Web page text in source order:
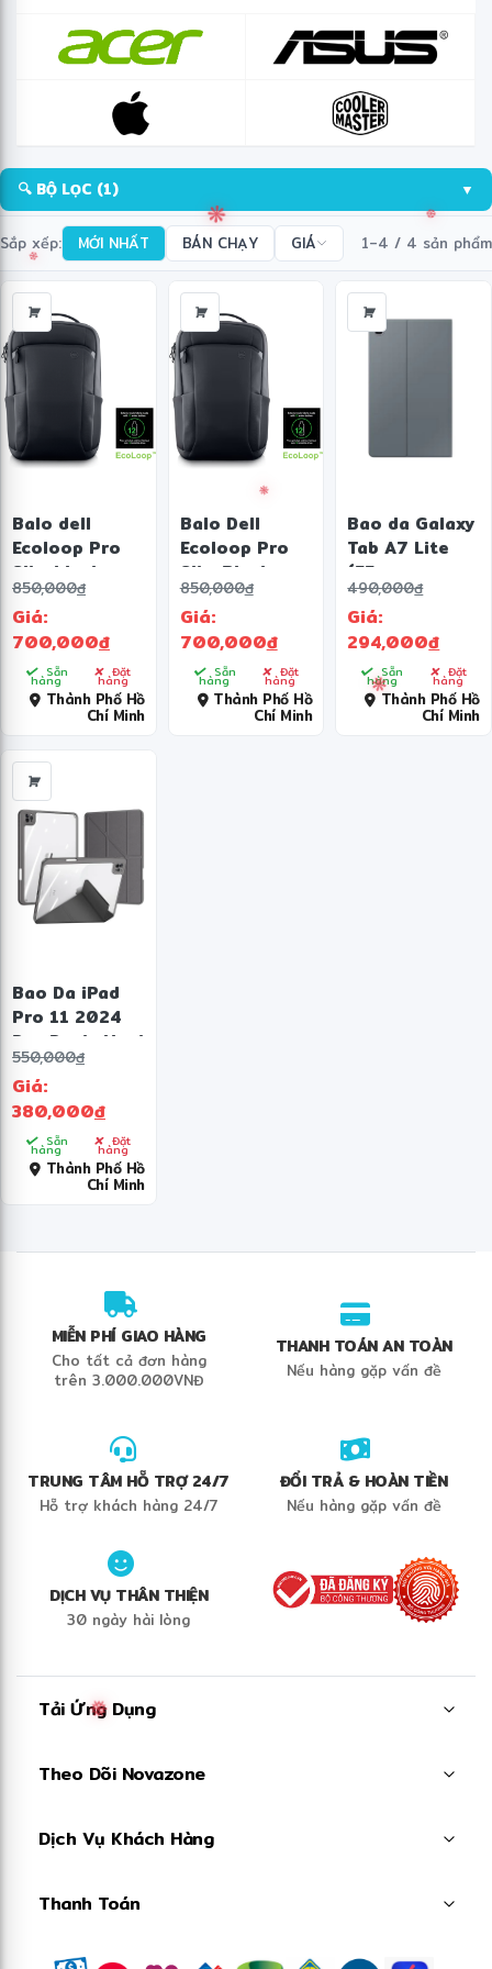
🔍 BỘ LỌC (1) ▼
Sắp xếp: MỚI NHẤT BÁN CHẠY GIÁ 1–4 / 4 sản phẩm
Balo dell
Ecoloop Pro
Slim black-
CP5724S
850,000đ
Giá:
700,000đ
Sẵn
hàng Đặt
hàng
Thành Phố Hồ
Chí Minh
Balo Dell
Ecoloop Pro
Slim Black-
CP5724S
850,000đ
Giá:
700,000đ
Sẵn
hàng Đặt
hàng
Thành Phố Hồ
Chí Minh
Bao da Galaxy
Tab A7 Lite
(EF-
490,000đ
Giá:
294,000đ
Sẵn
hàng Đặt
hàng
Thành Phố Hồ
Chí Minh
Bao Da iPad
Pro 11 2024
Dux Ducis Magi
Series
550,000đ
Giá:
380,000đ
Sẵn
hàng Đặt
hàng
Thành Phố Hồ
Chí Minh
MIỄN PHÍ GIAO HÀNG
Cho tất cả đơn hàng
trên 3.000.000VNĐ
THANH TOÁN AN TOÀN
Nếu hàng gặp vấn đề
TRUNG TÂM HỖ TRỢ 24/7
Hỗ trợ khách hàng 24/7
ĐỔI TRẢ & HOÀN TIỀN
Nếu hàng gặp vấn đề
DỊCH VỤ THÂN THIỆN
30 ngày hài lòng
Tải Ứng Dụng
Theo Dõi Novazone
Dịch Vụ Khách Hàng
Thanh Toán
❋